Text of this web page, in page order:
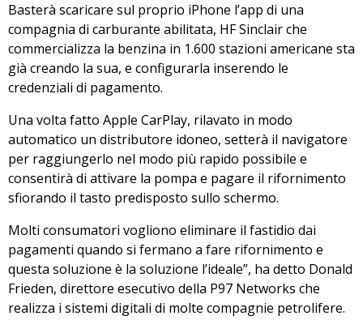
Basterà scaricare sul proprio iPhone l’app di una
compagnia di carburante abilitata, HF Sinclairche
commercializza la benzina in 1.600 stazioni americane sta
già creando la sua, e configurarla inserendo le
credenziali di pagamento.
Una volta fatto Apple CarPlay, rilavato in modo
automatico un distributore idoneo, setterà il navigatore
per raggiungerlo nel modo più rapido possibile e
consentirà di attivare la pompa e pagare il rifornimento
sfiorando il tasto predisposto sullo schermo.
Molti consumatori vogliono eliminare il fastidio dai
pagamenti quando si fermano a fare rifornimento e
questa soluzione è la soluzione l’ideale”, ha detto Donald
Frieden, direttore esecutivo della P97 Networks che
realizza i sistemi digitali di molte compagnie petrolifere.